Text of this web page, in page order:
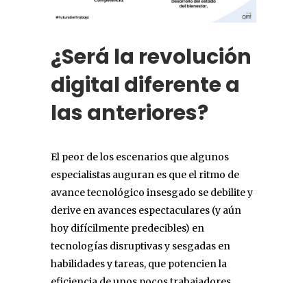
¿Será la revolución
digital diferente a
las anteriores?
El peor de los escenarios que algunos
especialistas auguran es que el ritmo de
avance tecnológico insesgado se debilite y
derive en avances espectaculares (y aún
hoy difícilmente predecibles) en
tecnologías disruptivas y sesgadas en
habilidades y tareas, que potencien la